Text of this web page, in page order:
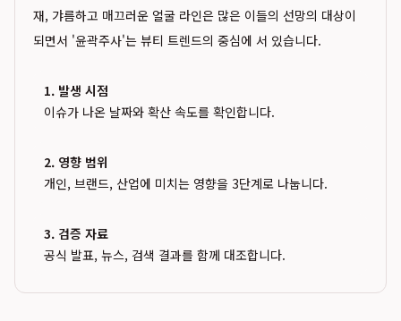
재, 갸름하고 매끄러운 얼굴 라인은 많은 이들의 선망의 대상이
되면서 '윤곽주사'는 뷰티 트렌드의 중심에 서 있습니다.
1. 발생 시점
이슈가 나온 날짜와 확산 속도를 확인합니다.
2. 영향 범위
개인, 브랜드, 산업에 미치는 영향을 3단계로 나눕니다.
3. 검증 자료
공식 발표, 뉴스, 검색 결과를 함께 대조합니다.